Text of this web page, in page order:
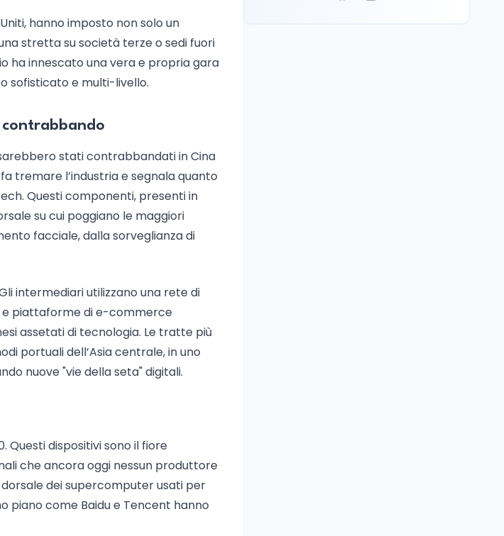
hanno imposto non solo un
stretta su società terze o sedi fuori
ha innescato una vera e propria gara
sofisticato e multi-livello.
stati contrabbandati in Cina
tremare l’industria e segnala quanto
Questi componenti, presenti in
su cui poggiano le maggiori
facciale, dalla sorveglianza di
intermediari utilizzano una rete di
e piattaforme di e-commerce
assetati di tecnologia. Le tratte più
portuali dell’Asia centrale, in uno
nuove "vie della seta" digitali.
Questi dispositivi sono il fiore
che ancora oggi nessun produttore
dorsale dei supercomputer usati per
piano come Baidu e Tencent hanno